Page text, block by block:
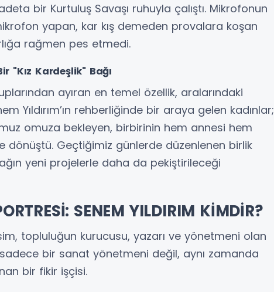
bir Kurtuluş Savaşı ruhuyla çalıştı. Mikrofonun
yapan, kar kış demeden provalara koşan
rağmen pes etmedi.
"Kız Kardeşlik" Bağı
ayıran en temel özellik, aralarındaki
Yıldırım’ın rehberliğinde bir araya gelen kadınlar;
omuza bekleyen, birbirinin hem annesi hem
dönüştü. Geçtiğimiz günlerde düzenlenen birlik
yeni projelerle daha da pekiştirileceği
SENEM YILDIRIM KİMDİR?
topluluğun kurucusu, yazarı ve yönetmeni olan
sadece bir sanat yönetmeni değil, aynı zamanda
bir fikir işçisi.